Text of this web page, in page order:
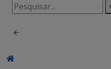
Pesquisar
por: